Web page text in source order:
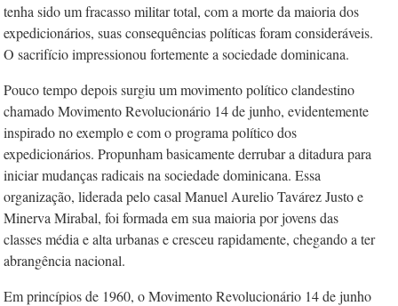
tenha sido um fracasso militar total, com a morte da maioria dos
expedicionários, suas consequências políticas foram consideráveis.
O sacrifício impressionou fortemente a sociedade dominicana.
Pouco tempo depois surgiu um movimento político clandestino
chamado Movimento Revolucionário 14 de junho, evidentemente
inspirado no exemplo e com o programa político dos
expedicionários. Propunham basicamente derrubar a ditadura para
iniciar mudanças radicais na sociedade dominicana. Essa
organização, liderada pelo casal Manuel Aurelio Tavárez Justo e
Minerva Mirabal, foi formada em sua maioria por jovens das
classes média e alta urbanas e cresceu rapidamente, chegando a ter
abrangência nacional.
Em princípios de 1960, o Movimento Revolucionário 14 de junho